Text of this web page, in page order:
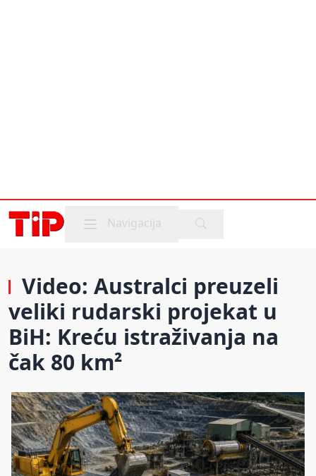
Mobile menu
Navigacija
Video: Australci preuzeli
veliki rudarski projekat u
BiH: Kreću istraživanja na
čak 80 km²